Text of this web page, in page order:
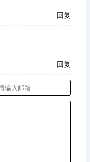
回复
回复